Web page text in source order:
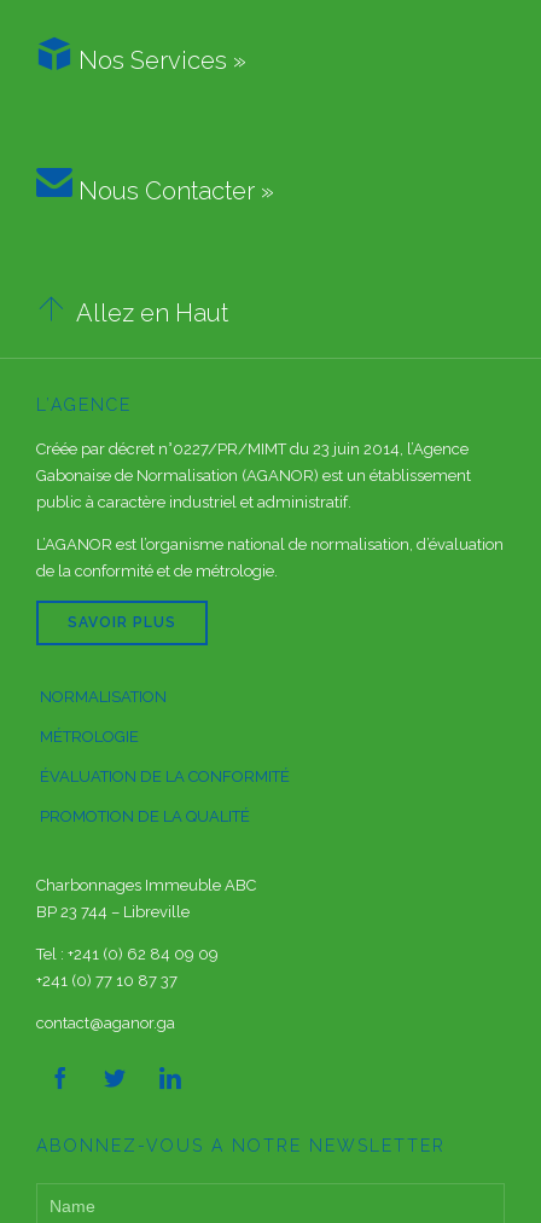
 Nos Services »
 Nous Contacter »
 Allez en Haut
L’AGENCE
Créée par décret n°0227/PR/MIMT du 23 juin 2014, l’Agence
Gabonaise de Normalisation (AGANOR) est un établissement
public à caractère industriel et administratif.
L’AGANOR est l’organisme national de normalisation, d’évaluation
de la conformité et de métrologie.
SAVOIR PLUS
NORMALISATION
MÉTROLOGIE
ÉVALUATION DE LA CONFORMITÉ
PROMOTION DE LA QUALITÉ
Charbonnages Immeuble ABC
BP 23 744 – Libreville
Tel : +241 (0) 62 84 09 09
+241 (0) 77 10 87 37
contact@aganor.ga
  
ABONNEZ-VOUS A NOTRE NEWSLETTER